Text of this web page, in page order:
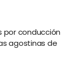
por conducción
agostinas de